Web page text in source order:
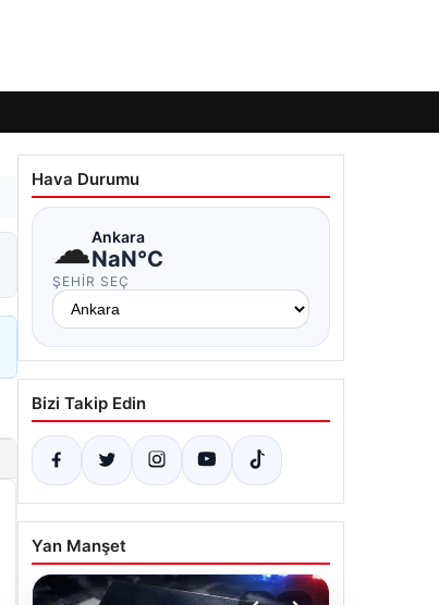
Hava Durumu
☁Ankara
NaN°C
ŞEHIR SEÇ
Bizi Takip Edin
Yan Manşet